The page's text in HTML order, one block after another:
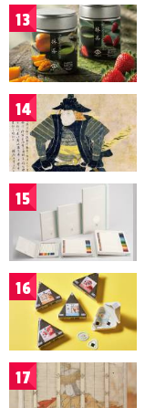
13
14
15
16
17